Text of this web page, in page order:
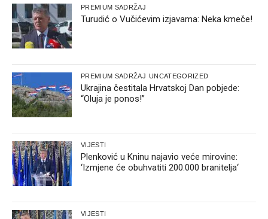
PREMIUM SADRŽAJ
Turudić o Vučićevim izjavama: Neka kmeče!
PREMIUM SADRŽAJ UNCATEGORIZED
Ukrajina čestitala Hrvatskoj Dan pobjede:
“Oluja je ponos!”
VIJESTI
Plenković u Kninu najavio veće mirovine:
‘Izmjene će obuhvatiti 200.000 branitelja‘
VIJESTI